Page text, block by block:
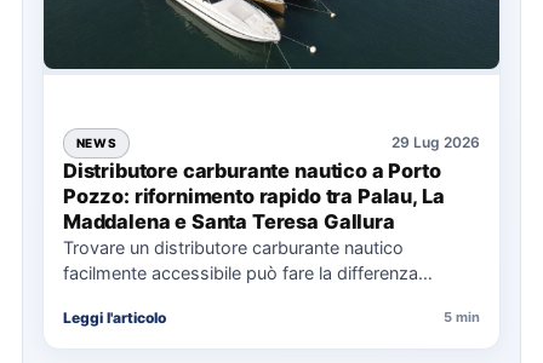
NEWS 29 Lug 2026
Distributore carburante nautico a Porto
Pozzo: rifornimento rapido tra Palau, La
Maddalena e Santa Teresa Gallura
Trovare un distributore carburante nautico
facilmente accessibile può fare la differenza
soprattutto…
Leggi l'articolo 5 min